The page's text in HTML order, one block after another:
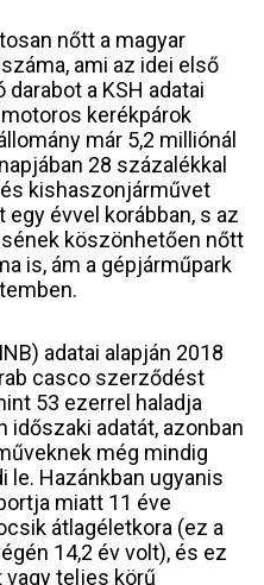
nőtt a magyar
ami az idei első
a KSH adatai
kerékpárok
már 5,2 milliónál
28 százalékkal
kishaszonjárművet
évvel korábban, s az
köszönhetően nőtt
is, ám a gépjárműpark
adatai alapján 2018
casco szerződést
53 ezerrel haladja
időszaki adatát, azonban
még mindig
le. Hazánkban ugyanis
miatt 11 éve
átlagéletkora (ez a
14,2 év volt), és ez
teljes körű